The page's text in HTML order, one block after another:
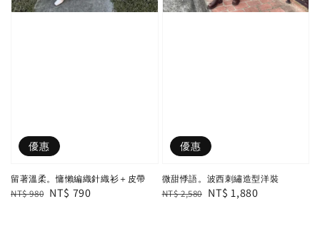
優惠
留著溫柔。慵懶編織針織衫＋皮帶
Regular
NT$ 980 Sale
NT$ 790
優惠
微甜悸語。波西刺繡造型洋裝
Regular
NT$ 2,580 Sale
NT$ 1,880